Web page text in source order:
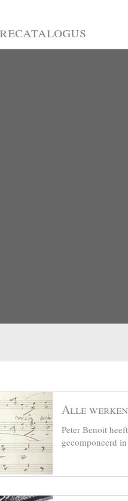
Alle werken
Peter Benoit
gecomponeerd